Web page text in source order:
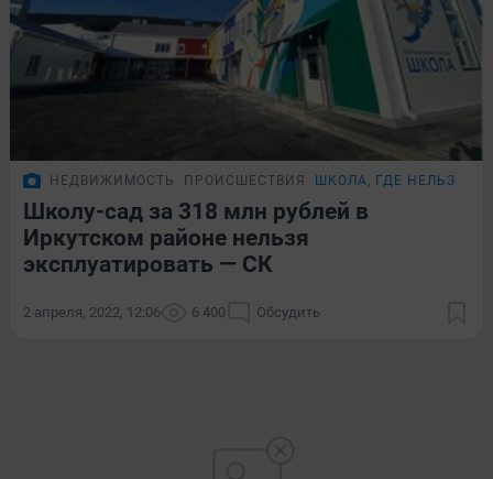
НЕДВИЖИМОСТЬ ПРОИСШЕСТВИЯ ШКОЛА, ГДЕ НЕЛЬЗЯ
Школу-сад за 318 млн рублей в
Иркутском районе нельзя
эксплуатировать — СК
2 апреля, 2022, 12:06 6 400 Обсудить